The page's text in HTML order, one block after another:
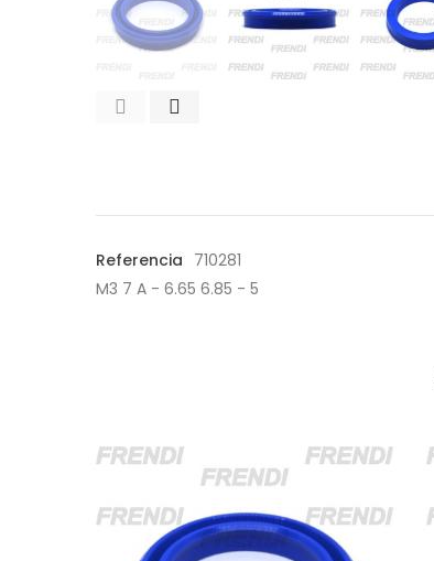
Referencia 710281
M3 7 A - 6.65 6.85 - 5